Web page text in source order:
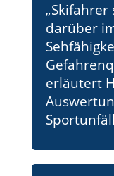
darüber
erläutert